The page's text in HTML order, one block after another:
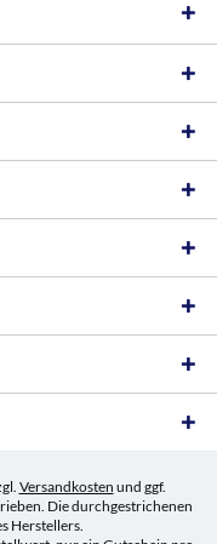
Versandkosten und ggf.
Die durchgestrichenen
Herstellers.